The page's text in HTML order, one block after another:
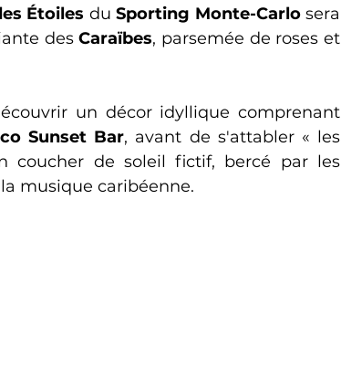
Étoiles du Sporting Monte-Carlo sera
des Caraïbes, parsemée de roses et
un décor idyllique comprenant
Sunset Bar, avant de s'attabler « les
coucher de soleil fictif, bercé par les
musique caribéenne.